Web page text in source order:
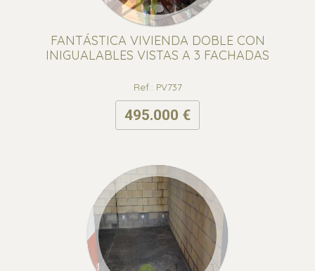
FANTÁSTICA VIVIENDA DOBLE CON
INIGUALABLES VISTAS A 3 FACHADAS
Ref.: PV737
495.000 €